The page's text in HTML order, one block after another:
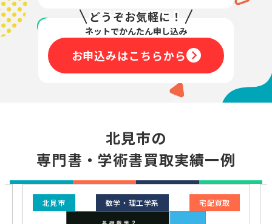
どうぞお気軽に！
ネットでかんたん申し込み
お申込みはこちらから
北見市の
専門書・学術書買取実績一例
北見市 数学・理工学系 宅配買取